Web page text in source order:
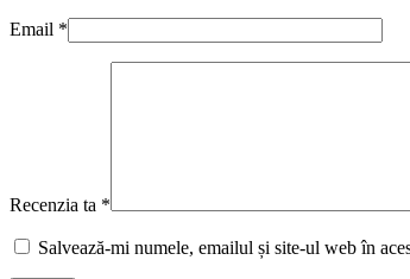
Email *
Recenzia ta *
Salvează-mi numele, emailul și site-ul web în